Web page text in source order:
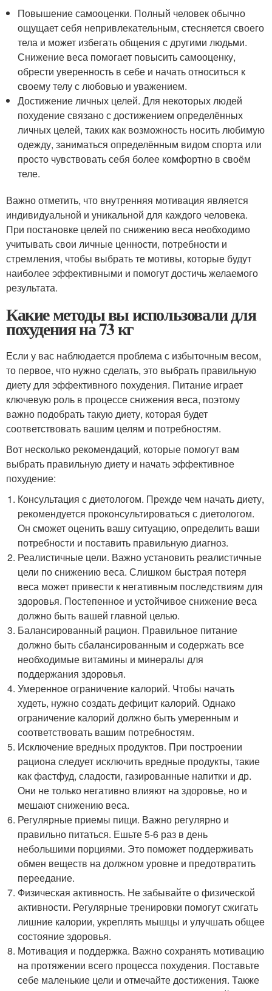
Повышение самооценки. Полный человек обычно
ощущает себя непривлекательным, стесняется своего
тела и может избегать общения с другими людьми.
Снижение веса помогает повысить самооценку,
обрести уверенность в себе и начать относиться к
своему телу с любовью и уважением.
Достижение личных целей. Для некоторых людей
похудение связано с достижением определённых
личных целей, таких как возможность носить любимую
одежду, заниматься определённым видом спорта или
просто чувствовать себя более комфортно в своём
теле.
Важно отметить, что внутренняя мотивация является
индивидуальной и уникальной для каждого человека.
При постановке целей по снижению веса необходимо
учитывать свои личные ценности, потребности и
стремления, чтобы выбрать те мотивы, которые будут
наиболее эффективными и помогут достичь желаемого
результата.
Какие методы вы использовали для
похудения на 73 кг
Если у вас наблюдается проблема с избыточным весом,
то первое, что нужно сделать, это выбрать правильную
диету для эффективного похудения. Питание играет
ключевую роль в процессе снижения веса, поэтому
важно подобрать такую диету, которая будет
соответствовать вашим целям и потребностям.
Вот несколько рекомендаций, которые помогут вам
выбрать правильную диету и начать эффективное
похудение:
Консультация с диетологом. Прежде чем начать диету,
рекомендуется проконсультироваться с диетологом.
Он сможет оценить вашу ситуацию, определить ваши
потребности и поставить правильную диагноз.
Реалистичные цели. Важно установить реалистичные
цели по снижению веса. Слишком быстрая потеря
веса может привести к негативным последствиям для
здоровья. Постепенное и устойчивое снижение веса
должно быть вашей главной целью.
Балансированный рацион. Правильное питание
должно быть сбалансированным и содержать все
необходимые витамины и минералы для
поддержания здоровья.
Умеренное ограничение калорий. Чтобы начать
худеть, нужно создать дефицит калорий. Однако
ограничение калорий должно быть умеренным и
соответствовать вашим потребностям.
Исключение вредных продуктов. При построении
рациона следует исключить вредные продукты, такие
как фастфуд, сладости, газированные напитки и др.
Они не только негативно влияют на здоровье, но и
мешают снижению веса.
Регулярные приемы пищи. Важно регулярно и
правильно питаться. Ешьте 5-6 раз в день
небольшими порциями. Это поможет поддерживать
обмен веществ на должном уровне и предотвратить
переедание.
Физическая активность. Не забывайте о физической
активности. Регулярные тренировки помогут сжигать
лишние калории, укреплять мышцы и улучшать общее
состояние здоровья.
Мотивация и поддержка. Важно сохранять мотивацию
на протяжении всего процесса похудения. Поставьте
себе маленькие цели и отмечайте достижения. Также